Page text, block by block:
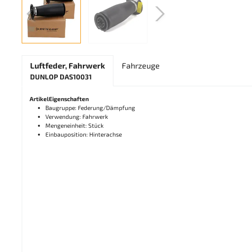
Luftfeder, Fahrwerk
DUNLOP DAS10031
Fahrzeuge
ArtikelEigenschaften
Baugruppe: Federung/Dämpfung
Verwendung: Fahrwerk
Mengeneinheit: Stück
Einbauposition: Hinterachse